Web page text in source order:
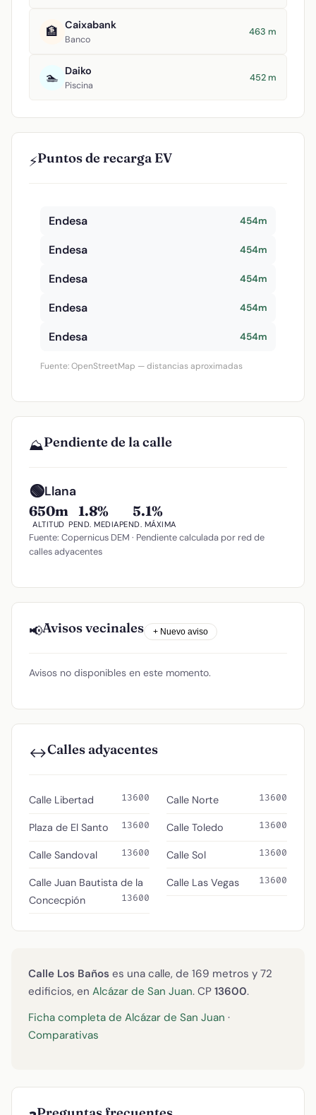
🏦 Caixabank
Banco
463 m
🏊 Daiko
Piscina
452 m
⚡Puntos de recarga EV
Endesa 454m
Endesa 454m
Endesa 454m
Endesa 454m
Endesa 454m
Fuente: OpenStreetMap — distancias aproximadas
⛰️Pendiente de la calle
🟢Llana
650m
ALTITUD
1.8%
PEND. MEDIA
5.1%
PEND. MÁXIMA
Fuente: Copernicus DEM · Pendiente calculada por red de
calles adyacentes
📢Avisos vecinales + Nuevo aviso
Avisos no disponibles en este momento.
↔️Calles adyacentes
Calle Libertad 13600
Plaza de El Santo 13600
Calle Sandoval 13600
Calle Juan Bautista de la
Concecpión
13600
Calle Norte 13600
Calle Toledo 13600
Calle Sol 13600
Calle Las Vegas 13600
Calle Los Baños es una calle, de 169 metros y 72
edificios, en Alcázar de San Juan. CP 13600.
Ficha completa de Alcázar de San Juan ·
Comparativas